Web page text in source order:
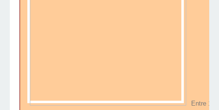
Entre